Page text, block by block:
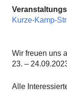
Kurze-Kamp-
Wir freuen uns
23. –
Alle